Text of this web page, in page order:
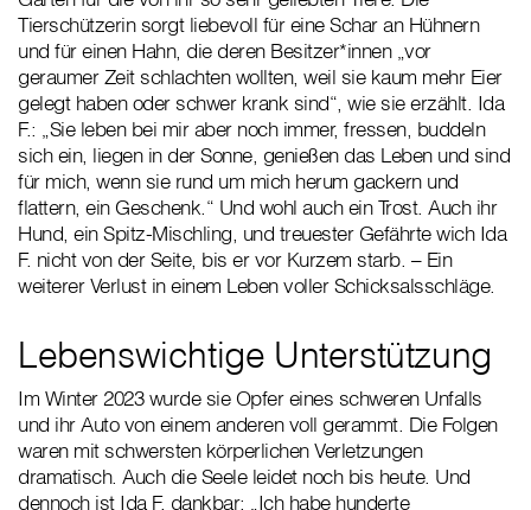
Tierschützerin sorgt liebevoll für eine Schar an Hühnern
und für einen Hahn, die deren Besitzer*innen „vor
geraumer Zeit schlachten wollten, weil sie kaum mehr Eier
gelegt haben oder schwer krank sind“, wie sie erzählt. Ida
F.: „Sie leben bei mir aber noch immer, fressen, buddeln
sich ein, liegen in der Sonne, genießen das Leben und sind
für mich, wenn sie rund um mich herum gackern und
flattern, ein Geschenk.“ Und wohl auch ein Trost. Auch ihr
Hund, ein Spitz-Mischling, und treuester Gefährte wich Ida
F. nicht von der Seite, bis er vor Kurzem starb. – Ein
weiterer Verlust in einem Leben voller Schicksalsschläge.
Lebenswichtige Unterstützung
Im Winter 2023 wurde sie Opfer eines schweren Unfalls
und ihr Auto von einem anderen voll gerammt. Die Folgen
waren mit schwersten körperlichen Verletzungen
dramatisch. Auch die Seele leidet noch bis heute. Und
dennoch ist Ida F. dankbar: „Ich habe hunderte